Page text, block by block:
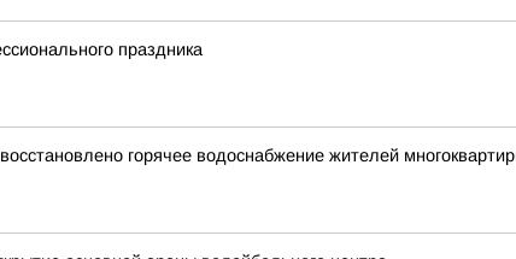
праздника
горячее водоснабжение жителей